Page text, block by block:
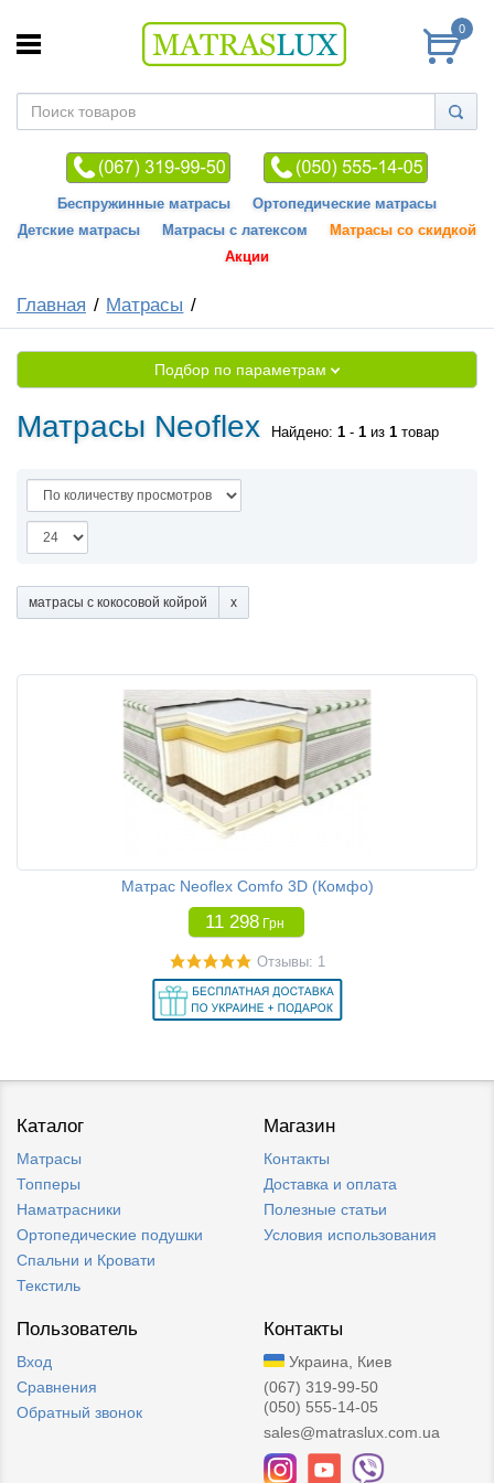
0
Беспружинные матрасы
Ортопедические матрасы
Детские матрасы
Матрасы с латексом
Матрасы со скидкой
Акции
Главная Матрасы
Подбор по параметрам
Матрасы Neoflex Найдено: 1 - 1 из 1 товар
матрасы с кокосовой койрой
Матрас Neoflex Comfo 3D (Комфо)
11 298 Грн
Отзывы: 1
Каталог
Матрасы
Топперы
Наматрасники
Ортопедические подушки
Спальни и Кровати
Текстиль
Магазин
Контакты
Доставка и оплата
Полезные статьи
Условия использования
Пользователь
Вход
Сравнения
Обратный звонок
Контакты
Украина, Киев
(067) 319-99-50
(050) 555-14-05
sales@matraslux.com.ua